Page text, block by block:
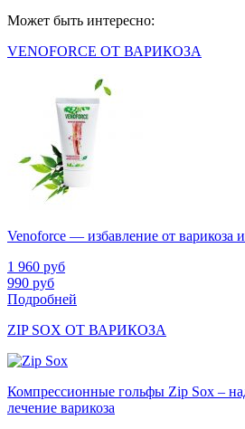
Может быть интересно:
VENOFORCE ОТ ВАРИКОЗА
Venoforce — избавление от варикоза
1 960 руб
990 руб
Подробней
ZIP SOX ОТ ВАРИКОЗА
Компрессионные гольфы Zip Sox –
лечение варикоза